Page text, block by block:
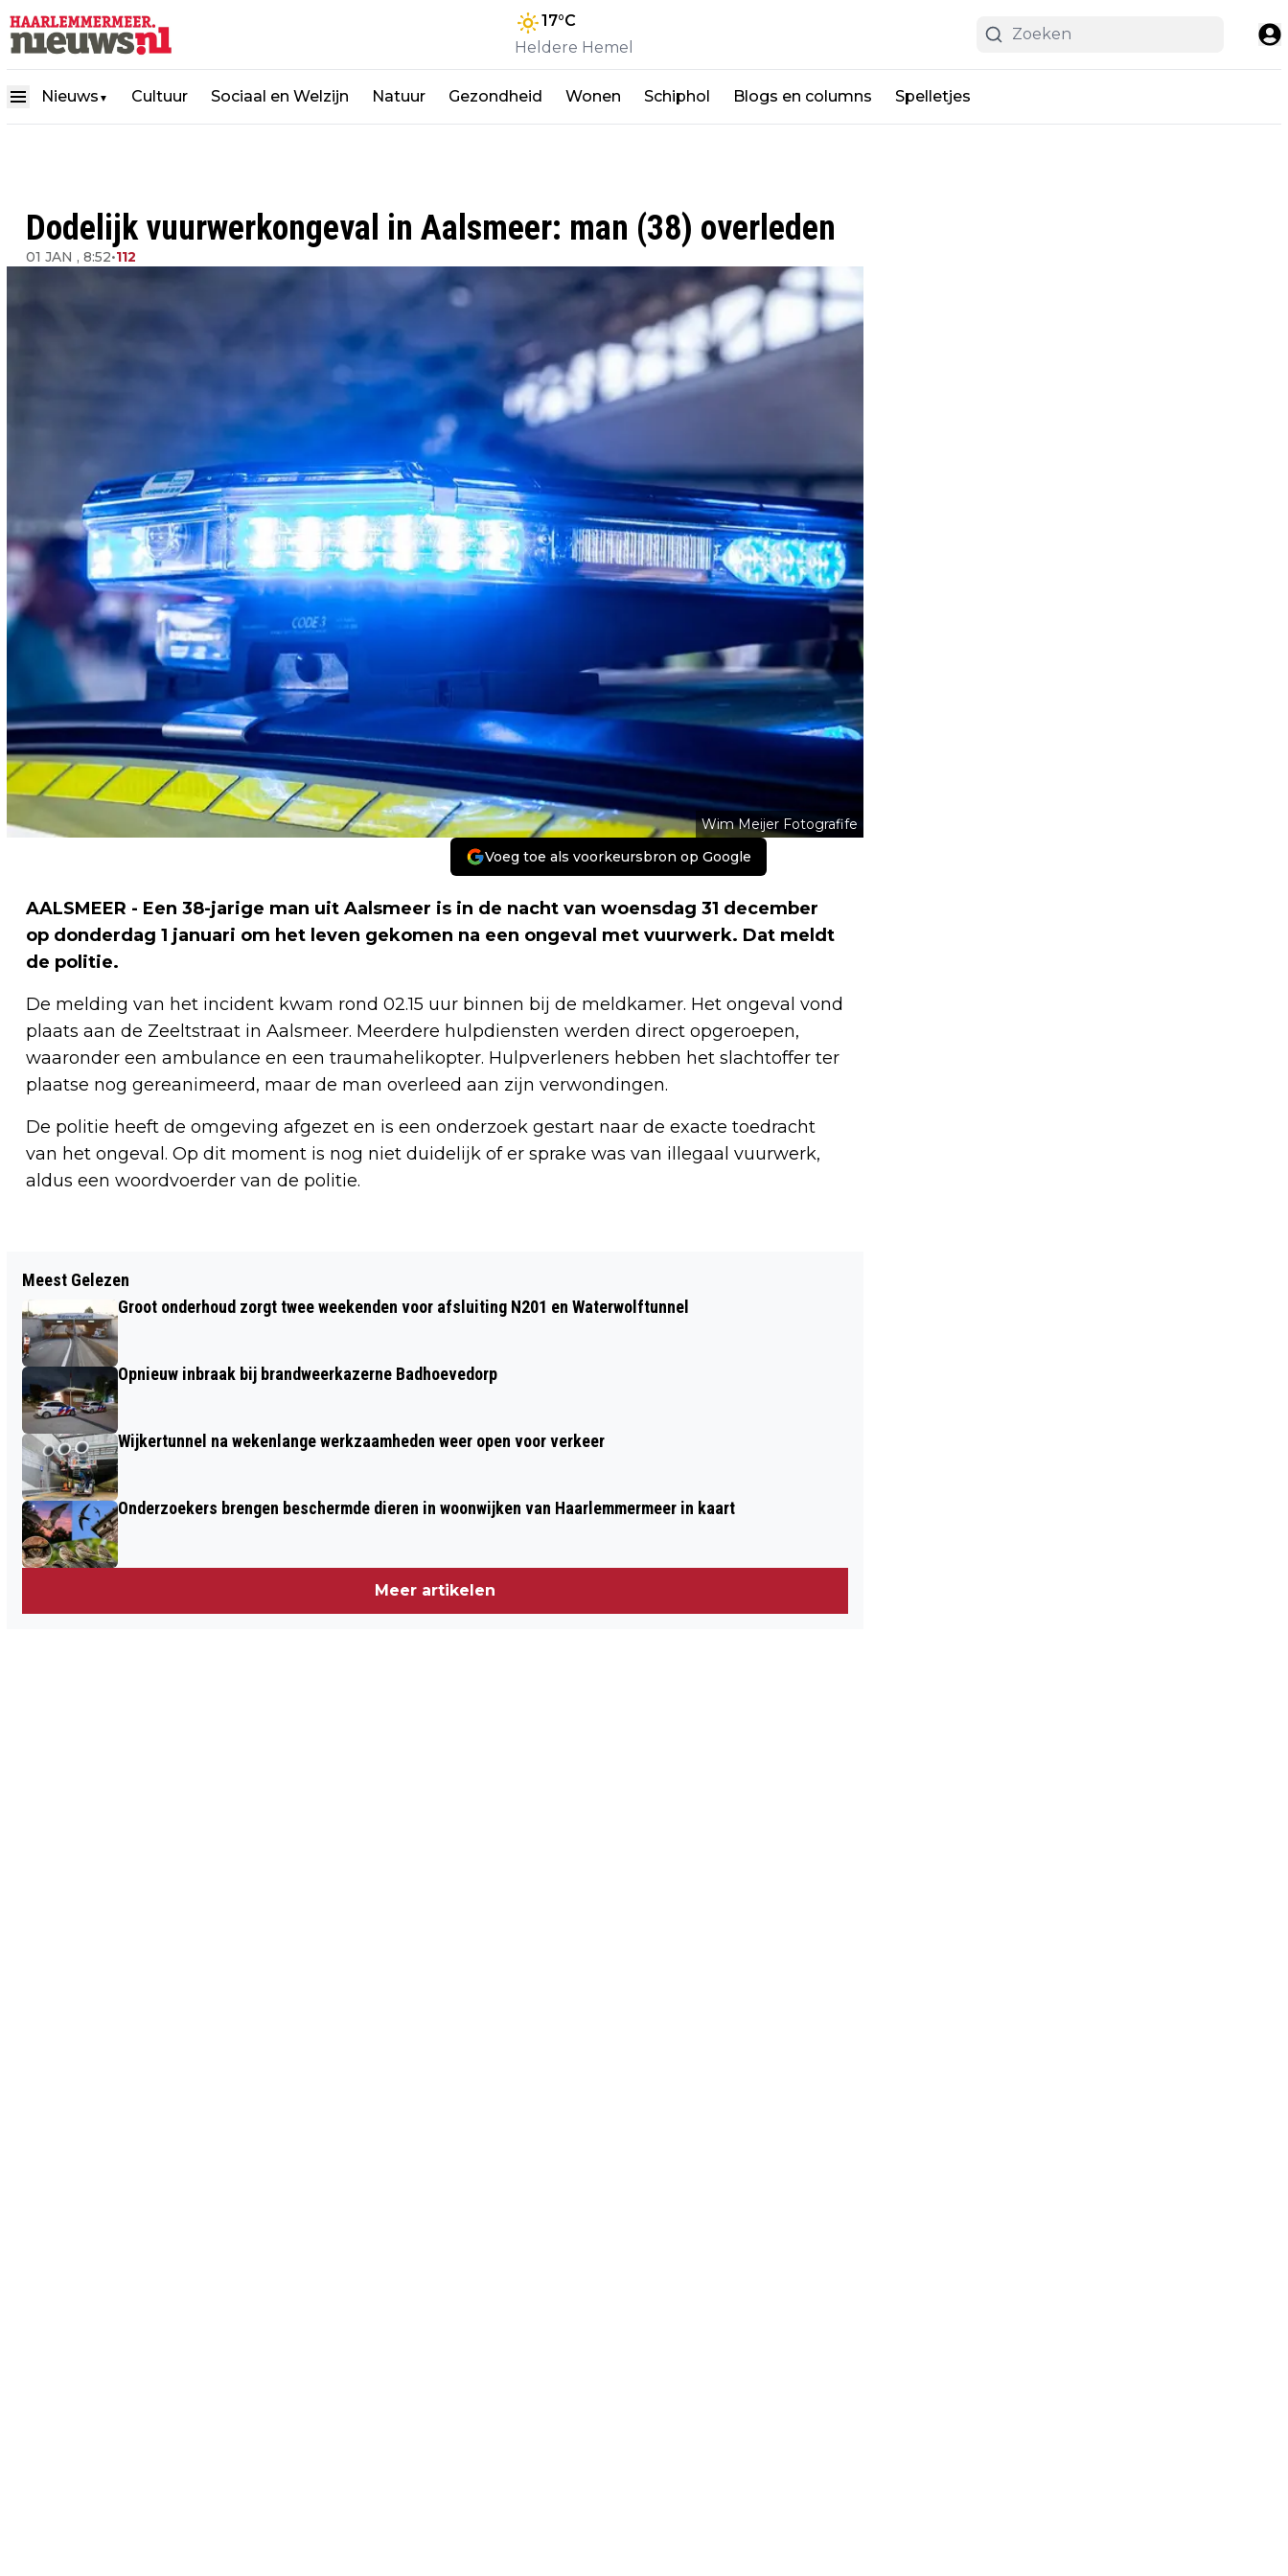
17°C
Heldere Hemel
Nieuws ▼ Cultuur Sociaal en Welzijn Natuur Gezondheid Wonen Schiphol Blogs en columns Spelletjes
Dodelijk vuurwerkongeval in Aalsmeer: man (38) overleden
01 JAN , 8:52•112
Wim Meijer Fotografife
Voeg toe als voorkeursbron op Google
AALSMEER - Een 38-jarige man uit Aalsmeer is in de nacht van woensdag 31 december
op donderdag 1 januari om het leven gekomen na een ongeval met vuurwerk. Dat meldt
de politie.
De melding van het incident kwam rond 02.15 uur binnen bij de meldkamer. Het ongeval vond
plaats aan de Zeeltstraat in Aalsmeer. Meerdere hulpdiensten werden direct opgeroepen,
waaronder een ambulance en een traumahelikopter. Hulpverleners hebben het slachtoffer ter
plaatse nog gereanimeerd, maar de man overleed aan zijn verwondingen.
De politie heeft de omgeving afgezet en is een onderzoek gestart naar de exacte toedracht
van het ongeval. Op dit moment is nog niet duidelijk of er sprake was van illegaal vuurwerk,
aldus een woordvoerder van de politie.
HOOFDPRIJS OUDEJAARSTREKKING
GEVALLEN IN AMSTELVEEN
HALFWEG, GEMEENTE EN WATERSCHAP
Meest Gelezen
Groot onderhoud zorgt twee weekenden voor afsluiting N201 en Waterwolftunnel
Opnieuw inbraak bij brandweerkazerne Badhoevedorp
Wijkertunnel na wekenlange werkzaamheden weer open voor verkeer
Onderzoekers brengen beschermde dieren in woonwijken van Haarlemmermeer in kaart
Meer artikelen